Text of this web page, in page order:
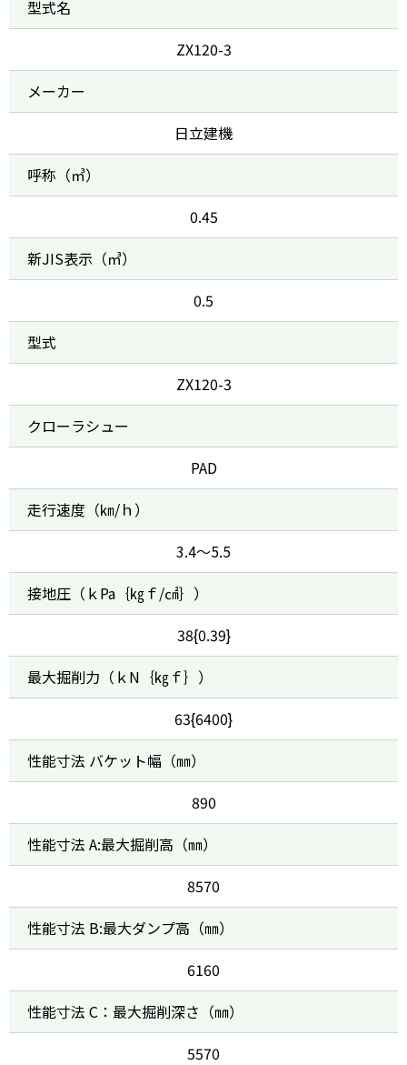
型式名
ZX120-3
メーカー
日立建機
呼称（㎥）
0.45
新JIS表示（㎥）
0.5
型式
ZX120-3
クローラシュー
PAD
走行速度（㎞/ｈ）
3.4～5.5
接地圧（ｋPa｛㎏ｆ/㎠｝）
38{0.39}
最大掘削力（ｋN｛㎏ｆ｝）
63{6400}
性能寸法 バケット幅（㎜）
890
性能寸法 A:最大掘削高（㎜）
8570
性能寸法 B:最大ダンプ高（㎜）
6160
性能寸法 C：最大掘削深さ（㎜）
5570